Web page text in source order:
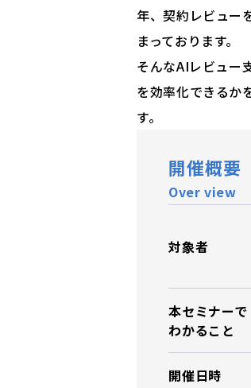
年、契約レビュー
まっております。
そんなAIレビュー
を効率化できるか
す。
開催概要
Over view
対象者
本セミナーで
わかること
開催日時